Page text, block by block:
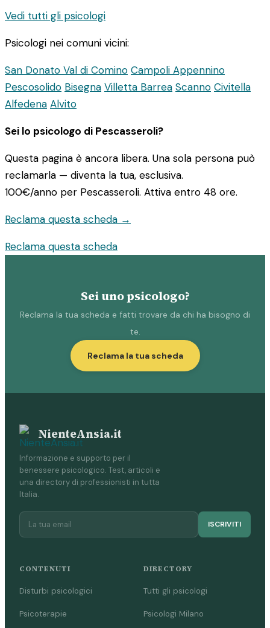
Vedi tutti gli psicologi
Psicologi nei comuni vicini:
San Donato Val di Comino Campoli Appennino
Pescosolido Bisegna Villetta Barrea Scanno Civitella
Alfedena Alvito
Sei lo psicologo di Pescasseroli?
Questa pagina è ancora libera. Una sola persona può
reclamarla — diventa la tua, esclusiva.
100€/anno per Pescasseroli. Attiva entro 48 ore.
Reclama questa scheda →
Reclama questa scheda
Sei uno psicologo?
Reclama la tua scheda e fatti trovare da chi ha bisogno di
te.
Reclama la tua scheda
NienteAnsia.it
Informazione e supporto per il
benessere psicologico. Test, articoli e
una directory di professionisti in tutta
Italia.
ISCRIVITI
CONTENUTI
Disturbi psicologici
Psicoterapie
DIRECTORY
Tutti gli psicologi
Psicologi Milano